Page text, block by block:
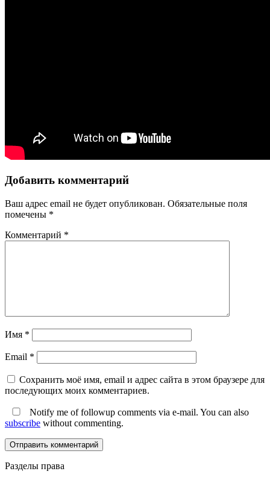
Добавить комментарий
Ваш адрес email не будет опубликован. Обязательные поля
помечены *
Комментарий *
Имя *
Email *
Сохранить моё имя, email и адрес сайта в этом браузере для
последующих моих комментариев.
Notify me of followup comments via e-mail. You can also
subscribe without commenting.
Разделы права